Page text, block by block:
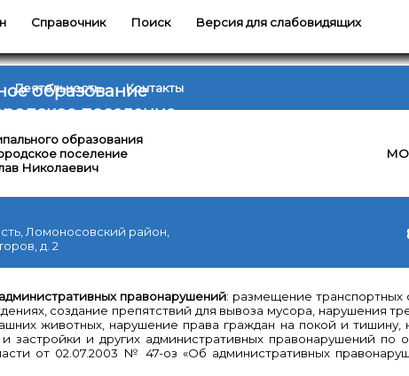
Справочник Поиск Версия для слабовидящих
образование
поселение
Деятельность Контакты
образования
поселение
Николаевич
МО
Ломоносовский район,
д. 2
правонарушений: размещение транспортных
создание препятствий для вывоза мусора, нарушения
животных, нарушение права граждан на покой и тишину,
застройки и других административных правонарушений по
от 02.07.2003 № 47-оз «Об административных
10
/